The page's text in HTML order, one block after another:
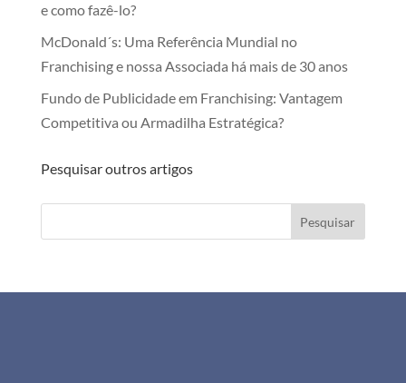
e como fazê-lo?
McDonald´s: Uma Referência Mundial no
Franchising e nossa Associada há mais de 30 anos
Fundo de Publicidade em Franchising: Vantagem
Competitiva ou Armadilha Estratégica?
Pesquisar outros artigos
Pesquisar